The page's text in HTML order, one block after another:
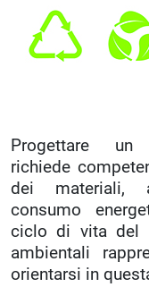
Progettare un
richiede
dei materiali,
consumo
ciclo di vita del
ambientali
orientarsi in